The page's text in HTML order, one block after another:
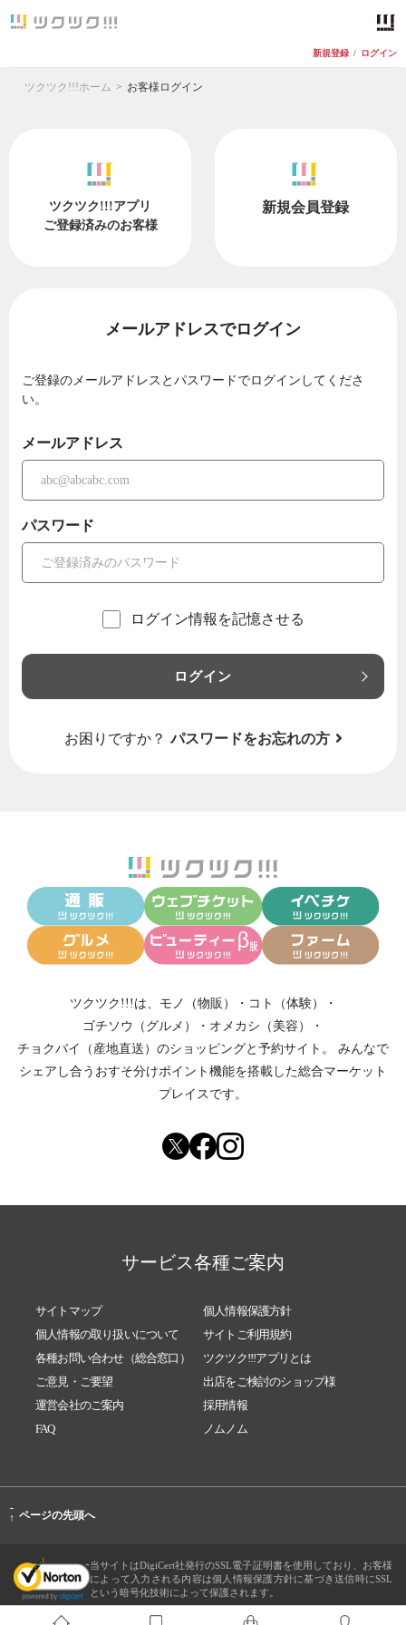
新規登録 / ログイン
ツクツク!!!ホーム お客様ログイン
ツクツク!!!アプリ
ご登録済みのお客様
新規会員登録
メールアドレスでログイン
ご登録のメールアドレスとパスワードでログインしてくださ
い。
メールアドレス
パスワード
ログイン情報を記憶させる
ログイン
お困りですか？ パスワードをお忘れの方
ツクツク!!!は、 モノ（物販） ・ コト（体験）
・
ゴチソウ（グルメ）
・ オメカシ（美容）
・
チョクバイ（産地直送） のショッピングと予約サイト。
みんなで
シェアし合う おすそ分けポイント機能を搭載した総合マーケット
プレイスです。
サービス各種ご案内
サイトマップ
個人情報保護方針
個人情報の取り扱いについて
サイトご利用規約
各種お問い合わせ（総合窓口）
ツクツク!!!アプリとは
ご意見・ご要望
出店をご検討のショップ様
運営会社のご案内
採用情報
FAQ
ノムノム
-
↑ ページの先頭へ
当サイトはDigiCert社発行のSSL電子証明書を使用しており、お客様
によって入力される内容は個人情報保護方針に基づき送信時にSSL
という暗号化技術によって保護されます。